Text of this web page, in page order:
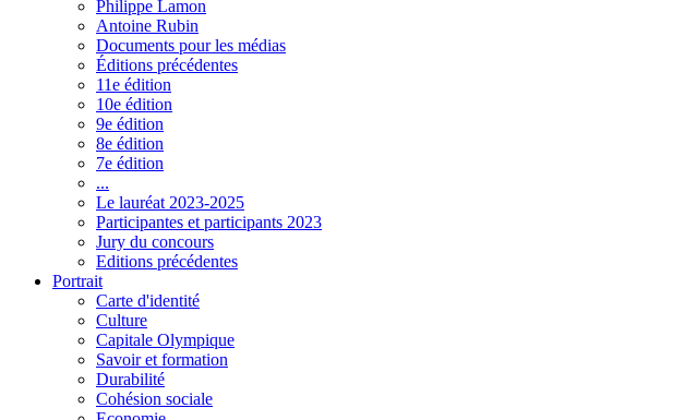
Philippe Lamon
Antoine Rubin
Documents pour les médias
Éditions précédentes
11e édition
10e édition
9e édition
8e édition
7e édition
...
Le lauréat 2023-2025
Participantes et participants 2023
Jury du concours
Editions précédentes
Portrait
Carte d'identité
Culture
Capitale Olympique
Savoir et formation
Durabilité
Cohésion sociale